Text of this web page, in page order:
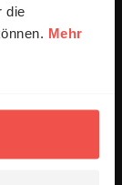
die
Mehr
Wir behalten
beim
.